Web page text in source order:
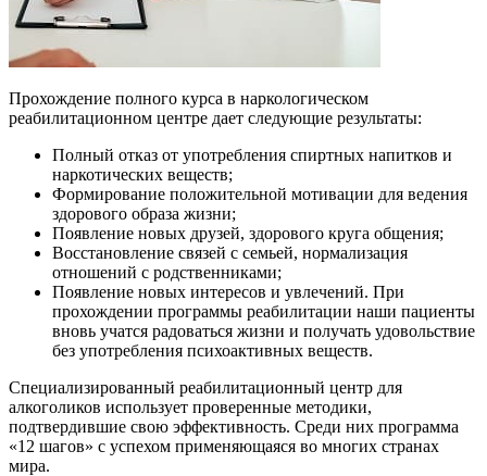
Прохождение полного курса в наркологическом
реабилитационном центре дает следующие результаты:
Полный отказ от употребления спиртных напитков и
наркотических веществ;
Формирование положительной мотивации для ведения
здорового образа жизни;
Появление новых друзей, здорового круга общения;
Восстановление связей с семьей, нормализация
отношений с родственниками;
Появление новых интересов и увлечений. При
прохождении программы реабилитации наши пациенты
вновь учатся радоваться жизни и получать удовольствие
без употребления психоактивных веществ.
Специализированный реабилитационный центр для
алкоголиков использует проверенные методики,
подтвердившие свою эффективность. Среди них программа
«12 шагов» с успехом применяющаяся во многих странах
мира.